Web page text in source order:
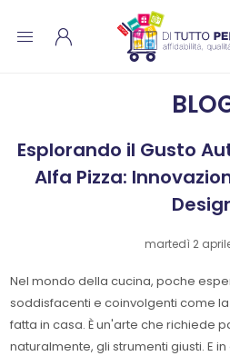
Esplorando il Gusto
Alfa Pizza:
martedì 2
Nel mondo della cucina, poche
soddisfacenti e coinvolgenti come
fatta in casa. È un'arte che richiede
naturalmente, gli strumenti giusti. E